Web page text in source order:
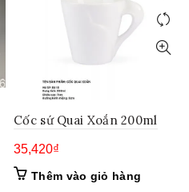
Cốc sứ Quai Xoắn 200ml
35,420₫
Thêm vào giỏ hàng